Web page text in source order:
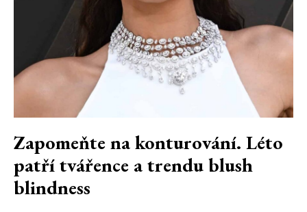
Zapomeňte na konturování. Léto
patří tvářence a trendu blush
blindness